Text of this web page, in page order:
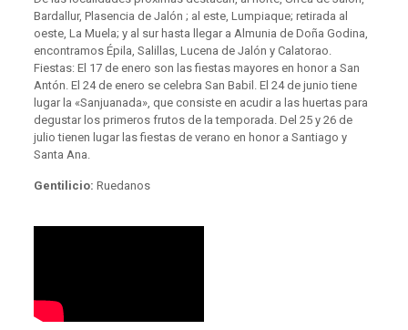
Bardallur, Plasencia de Jalón ; al este, Lumpiaque; retirada al
oeste, La Muela; y al sur hasta llegar a Almunia de Doña Godina,
encontramos Épila, Salillas, Lucena de Jalón y Calatorao.
Fiestas: El 17 de enero son las fiestas mayores en honor a San
Antón. El 24 de enero se celebra San Babil. El 24 de junio tiene
lugar la «Sanjuanada», que consiste en acudir a las huertas para
degustar los primeros frutos de la temporada. Del 25 y 26 de
julio tienen lugar las fiestas de verano en honor a Santiago y
Santa Ana.
Gentilicio: Ruedanos